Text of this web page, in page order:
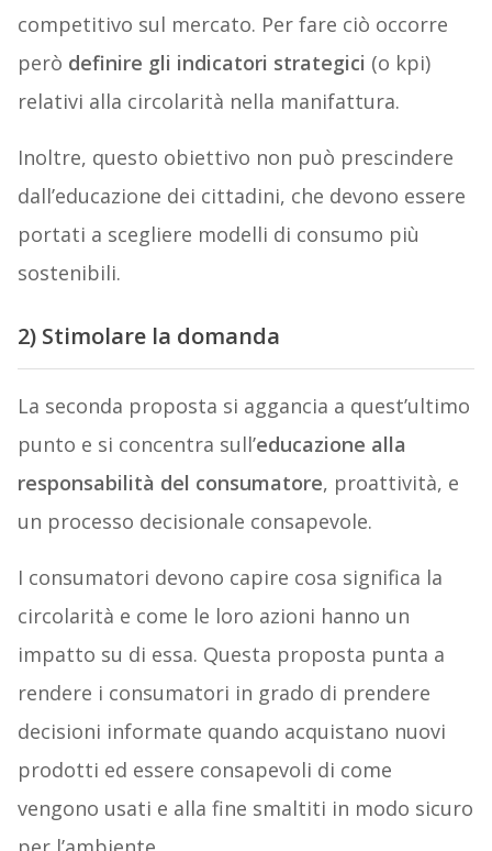
competitivo sul mercato. Per fare ciò occorre
però definire gli indicatori strategici (o kpi)
relativi alla circolarità nella manifattura.
Inoltre, questo obiettivo non può prescindere
dall’educazione dei cittadini, che devono essere
portati a scegliere modelli di consumo più
sostenibili.
2) Stimolare la domanda
La seconda proposta si aggancia a quest’ultimo
punto e si concentra sull’educazione alla
responsabilità del consumatore, proattività, e
un processo decisionale consapevole.
I consumatori devono capire cosa significa la
circolarità e come le loro azioni hanno un
impatto su di essa. Questa proposta punta a
rendere i consumatori in grado di prendere
decisioni informate quando acquistano nuovi
prodotti ed essere consapevoli di come
vengono usati e alla fine smaltiti in modo sicuro